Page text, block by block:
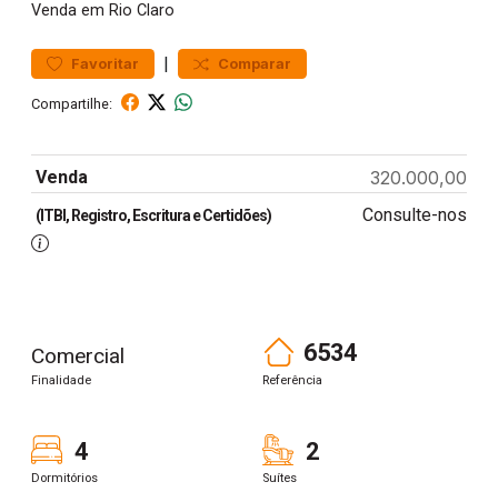
Venda em Rio Claro
Favoritar | Comparar
Compartilhe:
Venda 320.000,00
(ITBI, Registro, Escritura e Certidões) Consulte-nos
Comercial
Finalidade
6534
Referência
4
Dormitórios
2
Suítes